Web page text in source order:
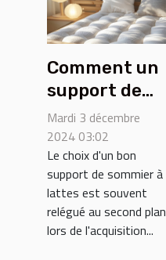
Comment un
support de
sommier à
lattes peut
prolonger la
vie de votre
matelas
Mardi 3 décembre
2024 03:02
Le choix d'un bon
support de sommier à
lattes est souvent
relégué au second plan
lors de l'acquisition...